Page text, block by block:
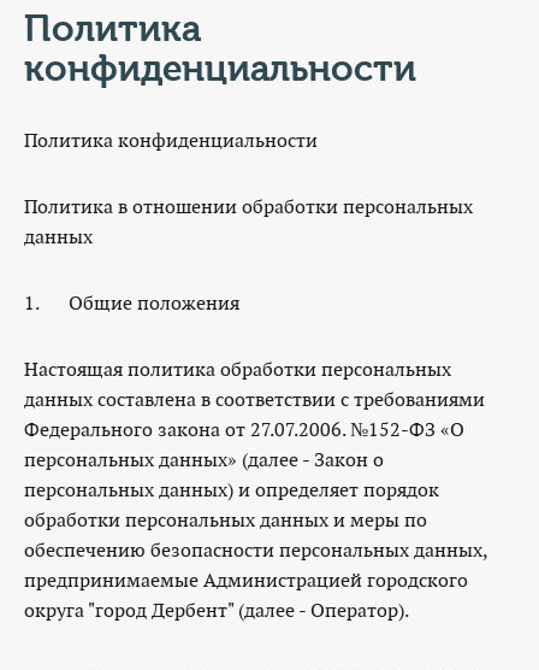
ТУРИСТАМ
Политика
конфиденциальности
Политика конфиденциальности
Политика в отношении обработки персональных
данных
1. Общие положения
Настоящая политика обработки персональных
данных составлена в соответствии с требованиями
Федерального закона от 27.07.2006. №152-ФЗ «О
персональных данных» (далее - Закон о
персональных данных) и определяет порядок
обработки персональных данных и меры по
обеспечению безопасности персональных данных,
предпринимаемые Администрацией городского
округа "город Дербент" (далее - Оператор).